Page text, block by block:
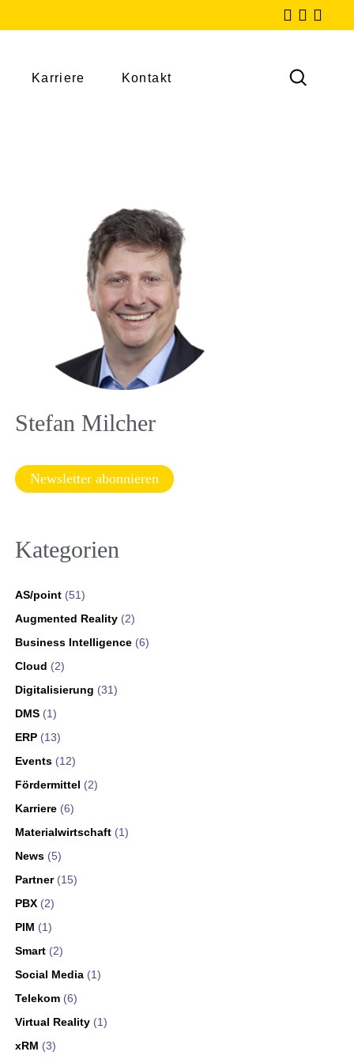
Karriere Kontakt
Stefan Milcher
Newsletter abonnieren
Kategorien
AS/point (51)
Augmented Reality (2)
Business Intelligence (6)
Cloud (2)
Digitalisierung (31)
DMS (1)
ERP (13)
Events (12)
Fördermittel (2)
Karriere (6)
Materialwirtschaft (1)
News (5)
Partner(15)
PBX (2)
PIM (1)
Smart (2)
Social Media (1)
Telekom (6)
Virtual Reality (1)
xRM (3)